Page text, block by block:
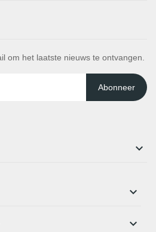
om het laatste nieuws te ontvangen.
Abonneer


